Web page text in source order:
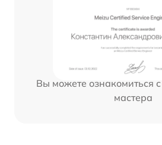
Вы можете ознакомиться
мастера